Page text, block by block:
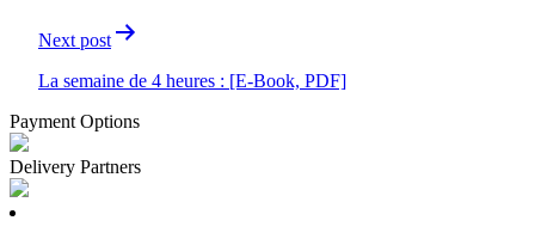
Next post
La semaine de 4 heures : [E-Book, PDF]
Payment Options
Delivery Partners